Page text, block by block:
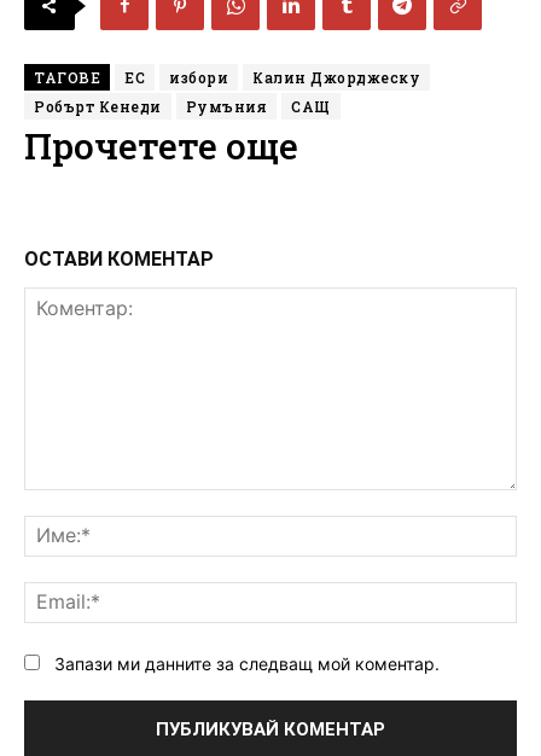
ТАГОВЕ ЕС избори
Калин Джорджеску
Робърт Кенеди
Румъния САЩ
Прочетете още
ОСТАВИ КОМЕНТАР
Запази ми данните за следващ мой коментар.